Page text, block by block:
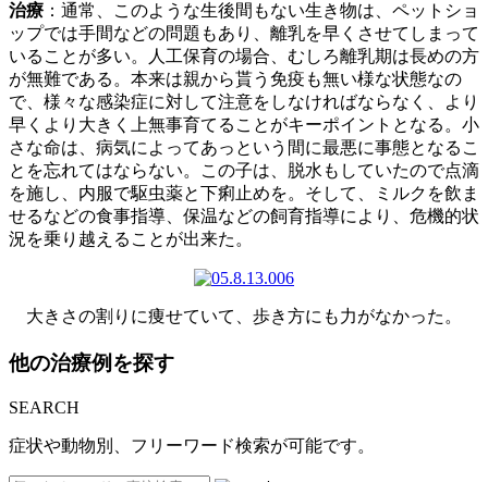
治療 ：通常、このような生後間もない生き物は、ペットショ
ップでは手間などの問題もあり、離乳を早くさせてしまって
いることが多い。人工保育の場合、むしろ離乳期は長めの方
が無難である。本来は親から貰う免疫も無い様な状態なの
で、様々な感染症に対して注意をしなければならなく、より
早くより大きく上無事育てることがキーポイントとなる。小
さな命は、病気によってあっという間に最悪に事態となるこ
とを忘れてはならない。この子は、脱水もしていたので点滴
を施し、内服で駆虫薬と下痢止めを。そして、ミルクを飲ま
せるなどの食事指導、保温などの飼育指導により、危機的状
況を乗り越えることが出来た。
大きさの割りに痩せていて、歩き方にも力がなかった。
他の治療例を探す
SEARCH
症状や動物別、フリーワード検索が可能です。